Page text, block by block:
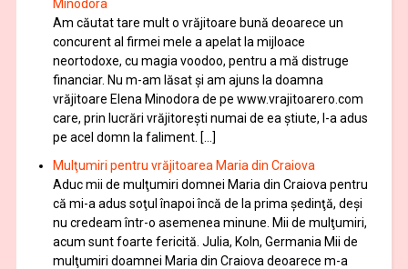
Minodora
Am căutat tare mult o vrăjitoare bună deoarece un
concurent al firmei mele a apelat la mijloace
neortodoxe, cu magia voodoo, pentru a mă distruge
financiar. Nu m-am lăsat şi am ajuns la doamna
vrăjitoare Elena Minodora de pe www.vrajitoarero.com
care, prin lucrări vrăjitorești numai de ea ştiute, l-a adus
pe acel domn la faliment. […]
Mulţumiri pentru vrăjitoarea Maria din Craiova
Aduc mii de mulţumiri domnei Maria din Craiova pentru
că mi-a adus soţul înapoi încă de la prima şedinţă, deşi
nu credeam într-o asemenea minune. Mii de mulţumiri,
acum sunt foarte fericită. Julia, Koln, Germania Mii de
mulţumiri doamnei Maria din Craiova deoarece m-a